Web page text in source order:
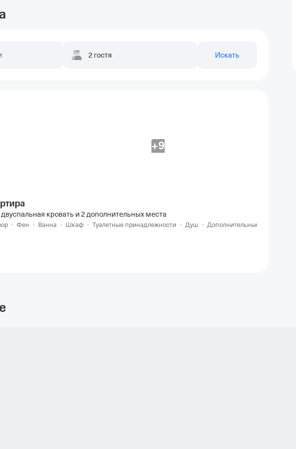
2 гостя Искать
+9
двуспальная кровать и 2 дополнительных места
• Фен • Ванна • Шкаф • Туалетные принадлежности • Душ • Дополнительные услуги